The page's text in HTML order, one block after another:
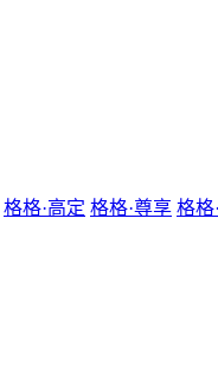
格格·高定 格格·尊享 格格